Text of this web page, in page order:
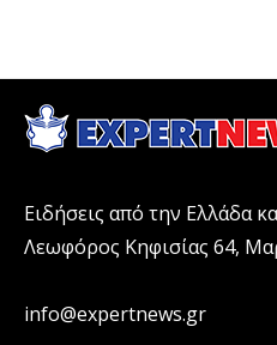
Ειδήσεις από την Ελλάδα
Λεωφόρος Κηφισίας 64,
info@expertnews.gr